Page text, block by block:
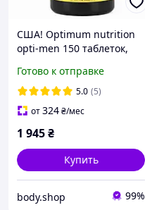
США! Optimum nutrition
opti-men 150 таблеток,
опти-мен 150 таблеток
Готово к отправке
5.0 (5)
от324₴/мес
1 945₴
Купить
body.shop 99%